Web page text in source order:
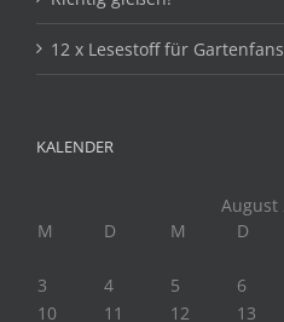
12 x Lesestoff für Gartenfans
KALENDER
August
M
D M D
3
4 5 6
10
11 12 13